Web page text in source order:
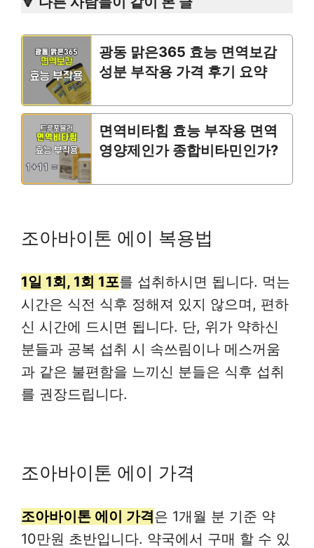
광동 맑은365 효능 면역보감
성분 부작용 가격 후기 요약
면역비타힘 효능 부작용 면역
영양제인가 종합비타민인가?
조아바이톤 에이 복용법
1일 1회, 1회 1포를 섭취하시면 됩니다. 먹는
시간은 식전 식후 정해져 있지 않으며, 편하
신 시간에 드시면 됩니다. 단, 위가 약하신
분들과 공복 섭취 시 속쓰림이나 메스꺼움
과 같은 불편함을 느끼신 분들은 식후 섭취
를 권장드립니다.
조아바이톤 에이 가격
조아바이톤 에이 가격은 1개월 분 기준 약
10만원 초반입니다. 약국에서 구매 할 수 있